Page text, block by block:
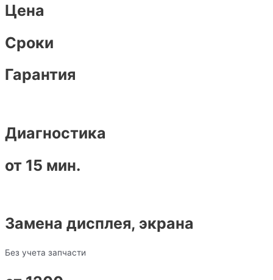
Цена
Сроки
Гарантия
Диагностика
от 15 мин.
Замена дисплея, экрана
Без учета запчасти